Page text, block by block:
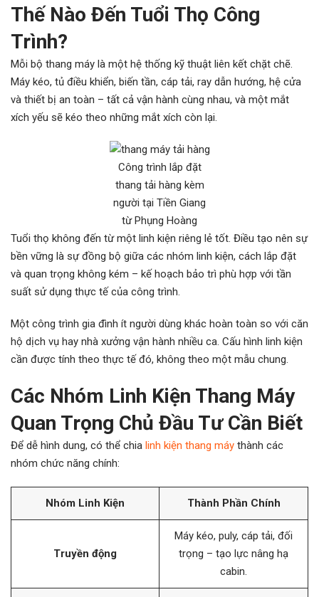
Thế Nào Đến Tuổi Thọ Công
Trình?
Mỗi bộ thang máy là một hệ thống kỹ thuật liên kết chặt chẽ.
Máy kéo, tủ điều khiển, biến tần, cáp tải, ray dẫn hướng, hệ cửa
và thiết bị an toàn – tất cả vận hành cùng nhau, và một mắt
xích yếu sẽ kéo theo những mắt xích còn lại.
Công trình lắp đặt
thang tải hàng kèm
người tại Tiền Giang
từ Phụng Hoàng
Tuổi thọ không đến từ một linh kiện riêng lẻ tốt. Điều tạo nên sự
bền vững là sự đồng bộ giữa các nhóm linh kiện, cách lắp đặt
và quan trọng không kém – kế hoạch bảo trì phù hợp với tần
suất sử dụng thực tế của công trình.
Một công trình gia đình ít người dùng khác hoàn toàn so với căn
hộ dịch vụ hay nhà xưởng vận hành nhiều ca. Cấu hình linh kiện
cần được tính theo thực tế đó, không theo một mẫu chung.
Các Nhóm Linh Kiện Thang Máy
Quan Trọng Chủ Đầu Tư Cần Biết
Để dễ hình dung, có thể chia linh kiện thang máy thành các
nhóm chức năng chính:
Nhóm Linh Kiện Thành Phần Chính
Truyền động
Máy kéo, puly, cáp tải, đối
trọng – tạo lực nâng hạ
cabin.